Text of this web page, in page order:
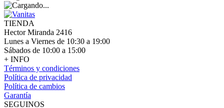
TIENDA
Hector Miranda 2416
Lunes a Viernes de 10:30 a 19:00
Sábados de 10:00 a 15:00
+ INFO
Términos y condiciones
Política de privacidad
Política de cambios
Garantía
SEGUINOS